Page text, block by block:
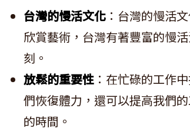
台灣的慢活文化 ：台灣的慢活
欣賞藝術，台灣有著豐富的慢
刻。
放鬆的重要性 ：在忙碌的工作
們恢復體力，還可以提高我們
的時間。